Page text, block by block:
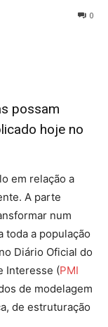
0
possam
hoje no
em relação a
A parte
num
toda a população
Diário Oficial do
Interesse (PMI
de modelagem
de estruturação